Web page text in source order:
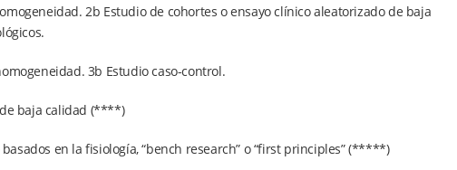
2b Estudio de cohortes o ensayo clínico aleatorizado de baja
3b Estudio caso-control.
baja calidad (****)
en la fisiología, “bench research” o “first principles” (*****)